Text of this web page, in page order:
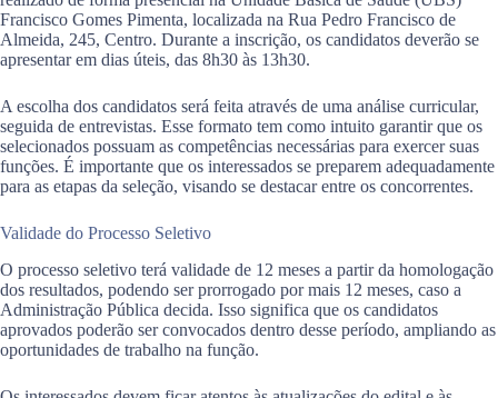
Francisco Gomes Pimenta, localizada na Rua Pedro Francisco de
Almeida, 245, Centro. Durante a inscrição, os candidatos deverão se
apresentar em dias úteis, das 8h30 às 13h30.
A escolha dos candidatos será feita através de uma análise curricular,
seguida de entrevistas. Esse formato tem como intuito garantir que os
selecionados possuam as competências necessárias para exercer suas
funções. É importante que os interessados se preparem adequadamente
para as etapas da seleção, visando se destacar entre os concorrentes.
Validade do Processo Seletivo
O processo seletivo terá validade de 12 meses a partir da homologação
dos resultados, podendo ser prorrogado por mais 12 meses, caso a
Administração Pública decida. Isso significa que os candidatos
aprovados poderão ser convocados dentro desse período, ampliando as
oportunidades de trabalho na função.